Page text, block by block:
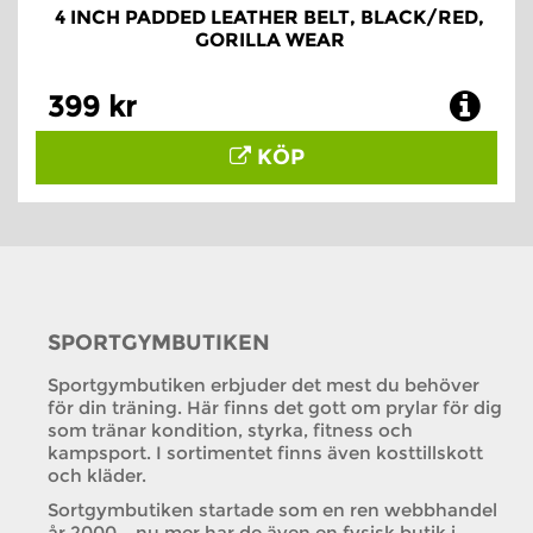
4 INCH PADDED LEATHER BELT, BLACK/RED,
GORILLA WEAR
399 kr
KÖP
SPORTGYMBUTIKEN
Sportgymbutiken erbjuder det mest du behöver
för din träning. Här finns det gott om prylar för dig
som tränar kondition, styrka, fitness och
kampsport. I sortimentet finns även kosttillskott
och kläder.
Sortgymbutiken startade som en ren webbhandel